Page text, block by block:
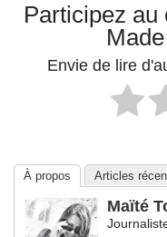
Participez au
Envie de lire
À propos Articles
Maïté